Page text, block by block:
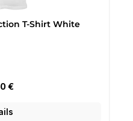
T-Shirt White
Preis:
€